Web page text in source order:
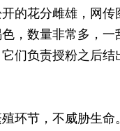
的花分雌雄，网
，数量非常多，
们负责授粉之后结
节，不威胁生命